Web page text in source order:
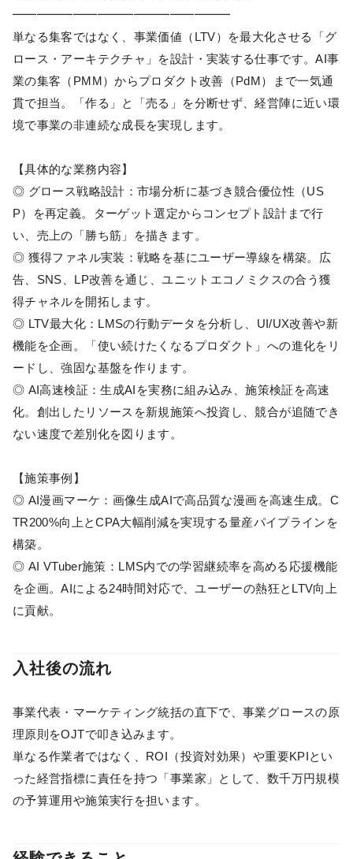
━━━━━━━━━━━━━━━━━━
単なる集客ではなく、事業価値（LTV）を最大化させる「グ
ロース・アーキテクチャ」を設計・実装する仕事です。AI事
業の集客（PMM）からプロダクト改善（PdM）まで一気通
貫で担当。「作る」と「売る」を分断せず、経営陣に近い環
境で事業の非連続な成長を実現します。
【具体的な業務内容】
◎ グロース戦略設計：市場分析に基づき競合優位性（US
P）を再定義。ターゲット選定からコンセプト設計まで行
い、売上の「勝ち筋」を描きます。
◎ 獲得ファネル実装：戦略を基にユーザー導線を構築。広
告、SNS、LP改善を通じ、ユニットエコノミクスの合う獲
得チャネルを開拓します。
◎ LTV最大化：LMSの行動データを分析し、UI/UX改善や新
機能を企画。「使い続けたくなるプロダクト」への進化をリ
ードし、強固な基盤を作ります。
◎ AI高速検証：生成AIを実務に組み込み、施策検証を高速
化。創出したリソースを新規施策へ投資し、競合が追随でき
ない速度で差別化を図ります。
【施策事例】
◎ AI漫画マーケ：画像生成AIで高品質な漫画を高速生成。C
TR200%向上とCPA大幅削減を実現する量産パイプラインを
構築。
◎ AI VTuber施策：LMS内での学習継続率を高める応援機能
を企画。AIによる24時間対応で、ユーザーの熱狂とLTV向上
に貢献。
入社後の流れ
事業代表・マーケティング統括の直下で、事業グロースの原
理原則をOJTで叩き込みます。
単なる作業者ではなく、ROI（投資対効果）や重要KPIとい
った経営指標に責任を持つ「事業家」として、数千万円規模
の予算運用や施策実行を担います。